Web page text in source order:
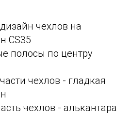
чехлов на
CS35
полосы по центру
чехлов - гладкая
чехлов - алькантара